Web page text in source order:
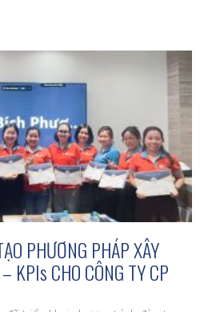
PHƯƠNG PHÁP XÂY
KPIs CHO CÔNG TY CP